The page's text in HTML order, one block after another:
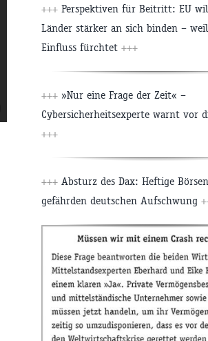
+++ Perspektiven für Beitritt: EU
Länder stärker an sich binden –
Einfluss fürchtet +++
+++ »Nur eine Frage der Zeit« –
Cybersicherheitsexperte warnt vor
+++
+++ Absturz des Dax: Heftige
gefährden deutschen Aufschwung